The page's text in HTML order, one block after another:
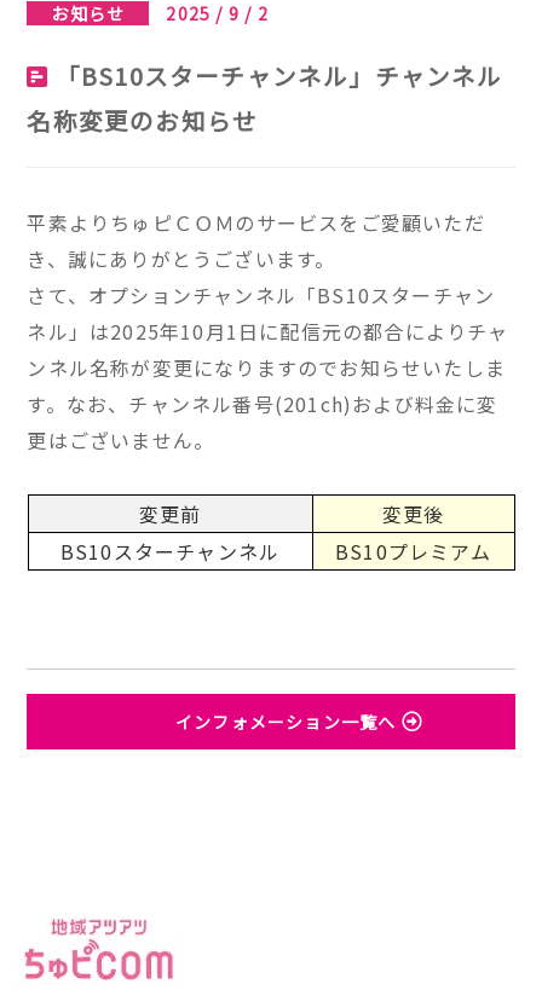
お知らせ 2025 / 9 / 2
「BS10スターチャンネル」チャンネル
名称変更のお知らせ
平素よりちゅピＣＯＭのサービスをご愛顧いただ
き、誠にありがとうございます。
さて、オプションチャンネル「BS10スターチャン
ネル」は2025年10月1日に配信元の都合によりチャ
ンネル名称が変更になりますのでお知らせいたしま
す。なお、チャンネル番号(201ch)および料金に変
更はございません。
変更前
変更後
BS10スターチャンネル
BS10プレミアム
インフォメーション一覧へ